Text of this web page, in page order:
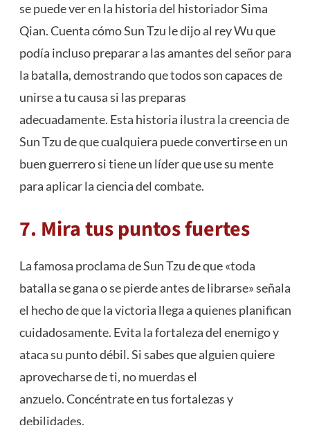
se puede ver en la historia del historiador Sima
Qian. Cuenta cómo Sun Tzu le dijo al rey Wu que
podía incluso preparar a las amantes del señor para
la batalla, demostrando que todos son capaces de
unirse a tu causa si las preparas
adecuadamente. Esta historia ilustra la creencia de
Sun Tzu de que cualquiera puede convertirse en un
buen guerrero si tiene un líder que use su mente
para aplicar la ciencia del combate.
7. Mira tus puntos fuertes
La famosa proclama de Sun Tzu de que «toda
batalla se gana o se pierde antes de librarse» señala
el hecho de que la victoria llega a quienes planifican
cuidadosamente. Evita la fortaleza del enemigo y
ataca su punto débil. Si sabes que alguien quiere
aprovecharse de ti, no muerdas el
anzuelo. Concéntrate en tus fortalezas y
debilidades.